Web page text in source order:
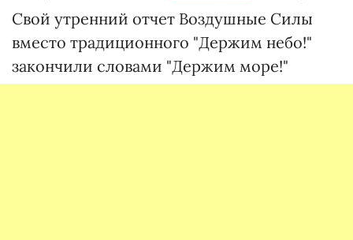
Свой утренний отчет Воздушные Силы
вместо традиционного "Держим небо!"
закончили словами "Держим море!"